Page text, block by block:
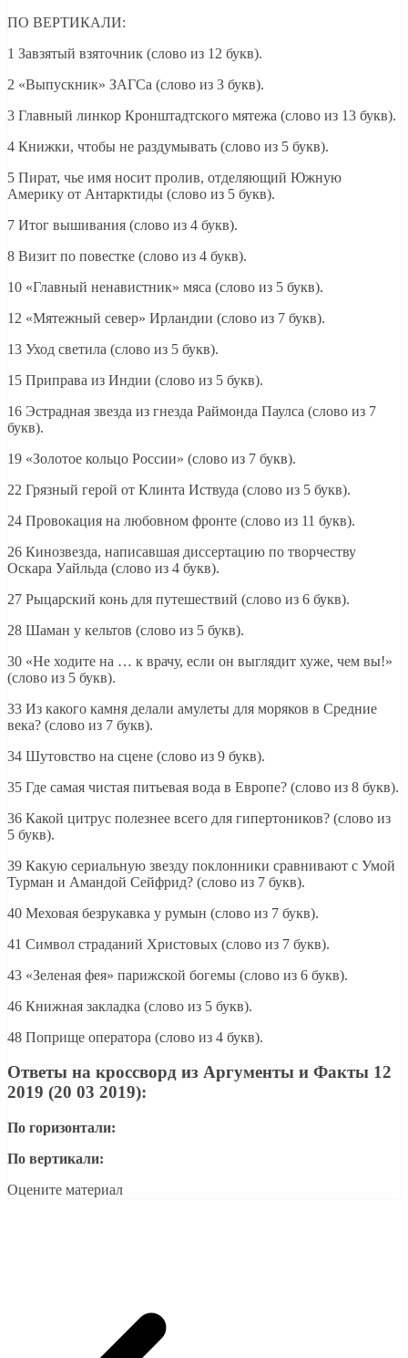
ПО ВЕРТИКАЛИ:
1 Завзятый взяточник (слово из 12 букв).
2 «Выпускник» ЗАГСа (слово из 3 букв).
3 Главный линкор Кронштадтского мятежа (слово из 13 букв).
4 Книжки, чтобы не раздумывать (слово из 5 букв).
5 Пират, чье имя носит пролив, отделяющий Южную
Америку от Антарктиды (слово из 5 букв).
7 Итог вышивания (слово из 4 букв).
8 Визит по повестке (слово из 4 букв).
10 «Главный ненавистник» мяса (слово из 5 букв).
12 «Мятежный север» Ирландии (слово из 7 букв).
13 Уход светила (слово из 5 букв).
15 Приправа из Индии (слово из 5 букв).
16 Эстрадная звезда из гнезда Раймонда Паулса (слово из 7
букв).
19 «Золотое кольцо России» (слово из 7 букв).
22 Грязный герой от Клинта Иствуда (слово из 5 букв).
24 Провокация на любовном фронте (слово из 11 букв).
26 Кинозвезда, написавшая диссертацию по творчеству
Оскара Уайльда (слово из 4 букв).
27 Рыцарский конь для путешествий (слово из 6 букв).
28 Шаман у кельтов (слово из 5 букв).
30 «Не ходите на … к врачу, если он выглядит хуже, чем вы!»
(слово из 5 букв).
33 Из какого камня делали амулеты для моряков в Средние
века? (слово из 7 букв).
34 Шутовство на сцене (слово из 9 букв).
35 Где самая чистая питьевая вода в Европе? (слово из 8 букв).
36 Какой цитрус полезнее всего для гипертоников? (слово из
5 букв).
39 Какую сериальную звезду поклонники сравнивают с Умой
Турман и Амандой Сейфрид? (слово из 7 букв).
40 Меховая безрукавка у румын (слово из 7 букв).
41 Символ страданий Христовых (слово из 7 букв).
43 «Зеленая фея» парижской богемы (слово из 6 букв).
46 Книжная закладка (слово из 5 букв).
48 Поприще оператора (слово из 4 букв).
Ответы на кроссворд из Аргументы и Факты 12
2019 (20 03 2019):
По горизонтали:
По вертикали:
Оцените материал